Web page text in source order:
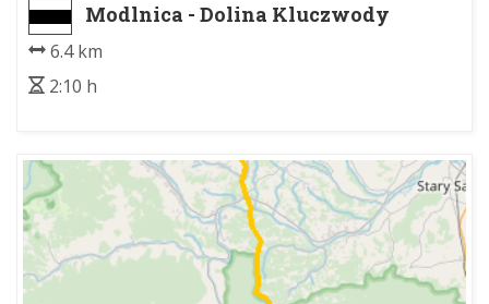
Modlnica - Dolina Kluczwody
6.4 km
2:10 h